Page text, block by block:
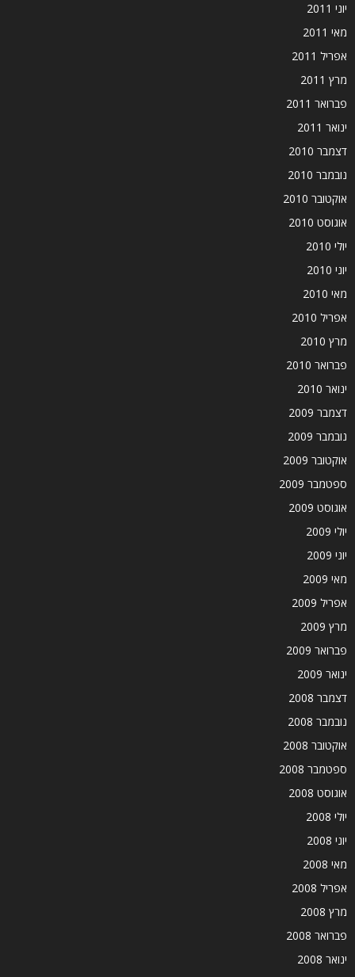
יוני 2011
מאי 2011
אפריל 2011
מרץ 2011
פברואר 2011
ינואר 2011
דצמבר 2010
נובמבר 2010
אוקטובר 2010
אוגוסט 2010
יולי 2010
יוני 2010
מאי 2010
אפריל 2010
מרץ 2010
פברואר 2010
ינואר 2010
דצמבר 2009
נובמבר 2009
אוקטובר 2009
ספטמבר 2009
אוגוסט 2009
יולי 2009
יוני 2009
מאי 2009
אפריל 2009
מרץ 2009
פברואר 2009
ינואר 2009
דצמבר 2008
נובמבר 2008
אוקטובר 2008
ספטמבר 2008
אוגוסט 2008
יולי 2008
יוני 2008
מאי 2008
אפריל 2008
מרץ 2008
פברואר 2008
ינואר 2008